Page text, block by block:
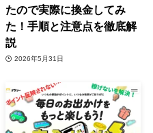
たので実際に換金してみ
た！手順と注意点を徹底解
説
2026年5月31日